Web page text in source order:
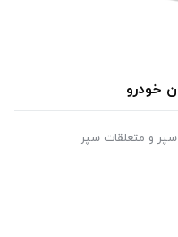
سپر و متعلقات سپر